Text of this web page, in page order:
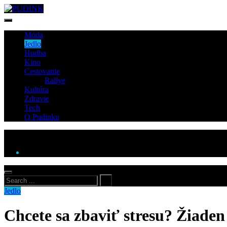
Móda
Jedlo
Hudba
Kino
Cestovanie
Rallye
Kultúra
Zdravie
Tech
O Pudinku
Jedlo
Chcete sa zbaviť stresu?